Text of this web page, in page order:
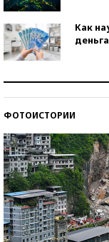
Как
ФОТОИСТОРИИ